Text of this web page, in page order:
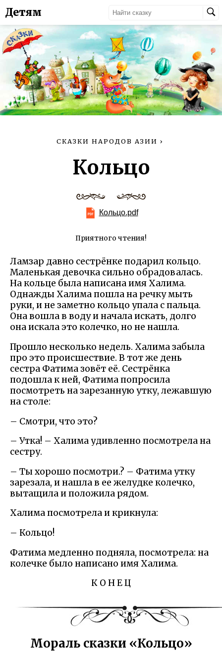
Детям
СКАЗКИ НАРОДОВ АЗИИ ›
Кольцо
Кольцо.pdf
Приятного чтения!
Ламзар давно сестрёнке подарил кольцо.
Маленькая девочка сильно обрадовалась.
На кольце была написана имя Халима.
Однажды Халима пошла на речку мыть
руки, и не заметно кольцо упала с пальца.
Она вошла в воду и начала искать, долго
она искала это колечко, но не нашла.
Прошло несколько недель. Халима забыла
про это происшествие. В тот же день
сестра Фатима зовёт её. Сестрёнка
подошла к ней, Фатима попросила
посмотреть на зарезанную утку, лежавшую
на столе:
– Смотри, что это?
– Утка! – Халима удивленно посмотрела на
сестру.
– Ты хорошо посмотри.? – Фатима утку
зарезала, и нашла в ее желудке колечко,
вытащила и положила рядом.
Халима посмотрела и крикнула:
– Кольцо!
Фатима медленно подняла, посмотрела: на
колечке было написано имя Халима.
К О Н Е Ц
Мораль сказки «Кольцо»